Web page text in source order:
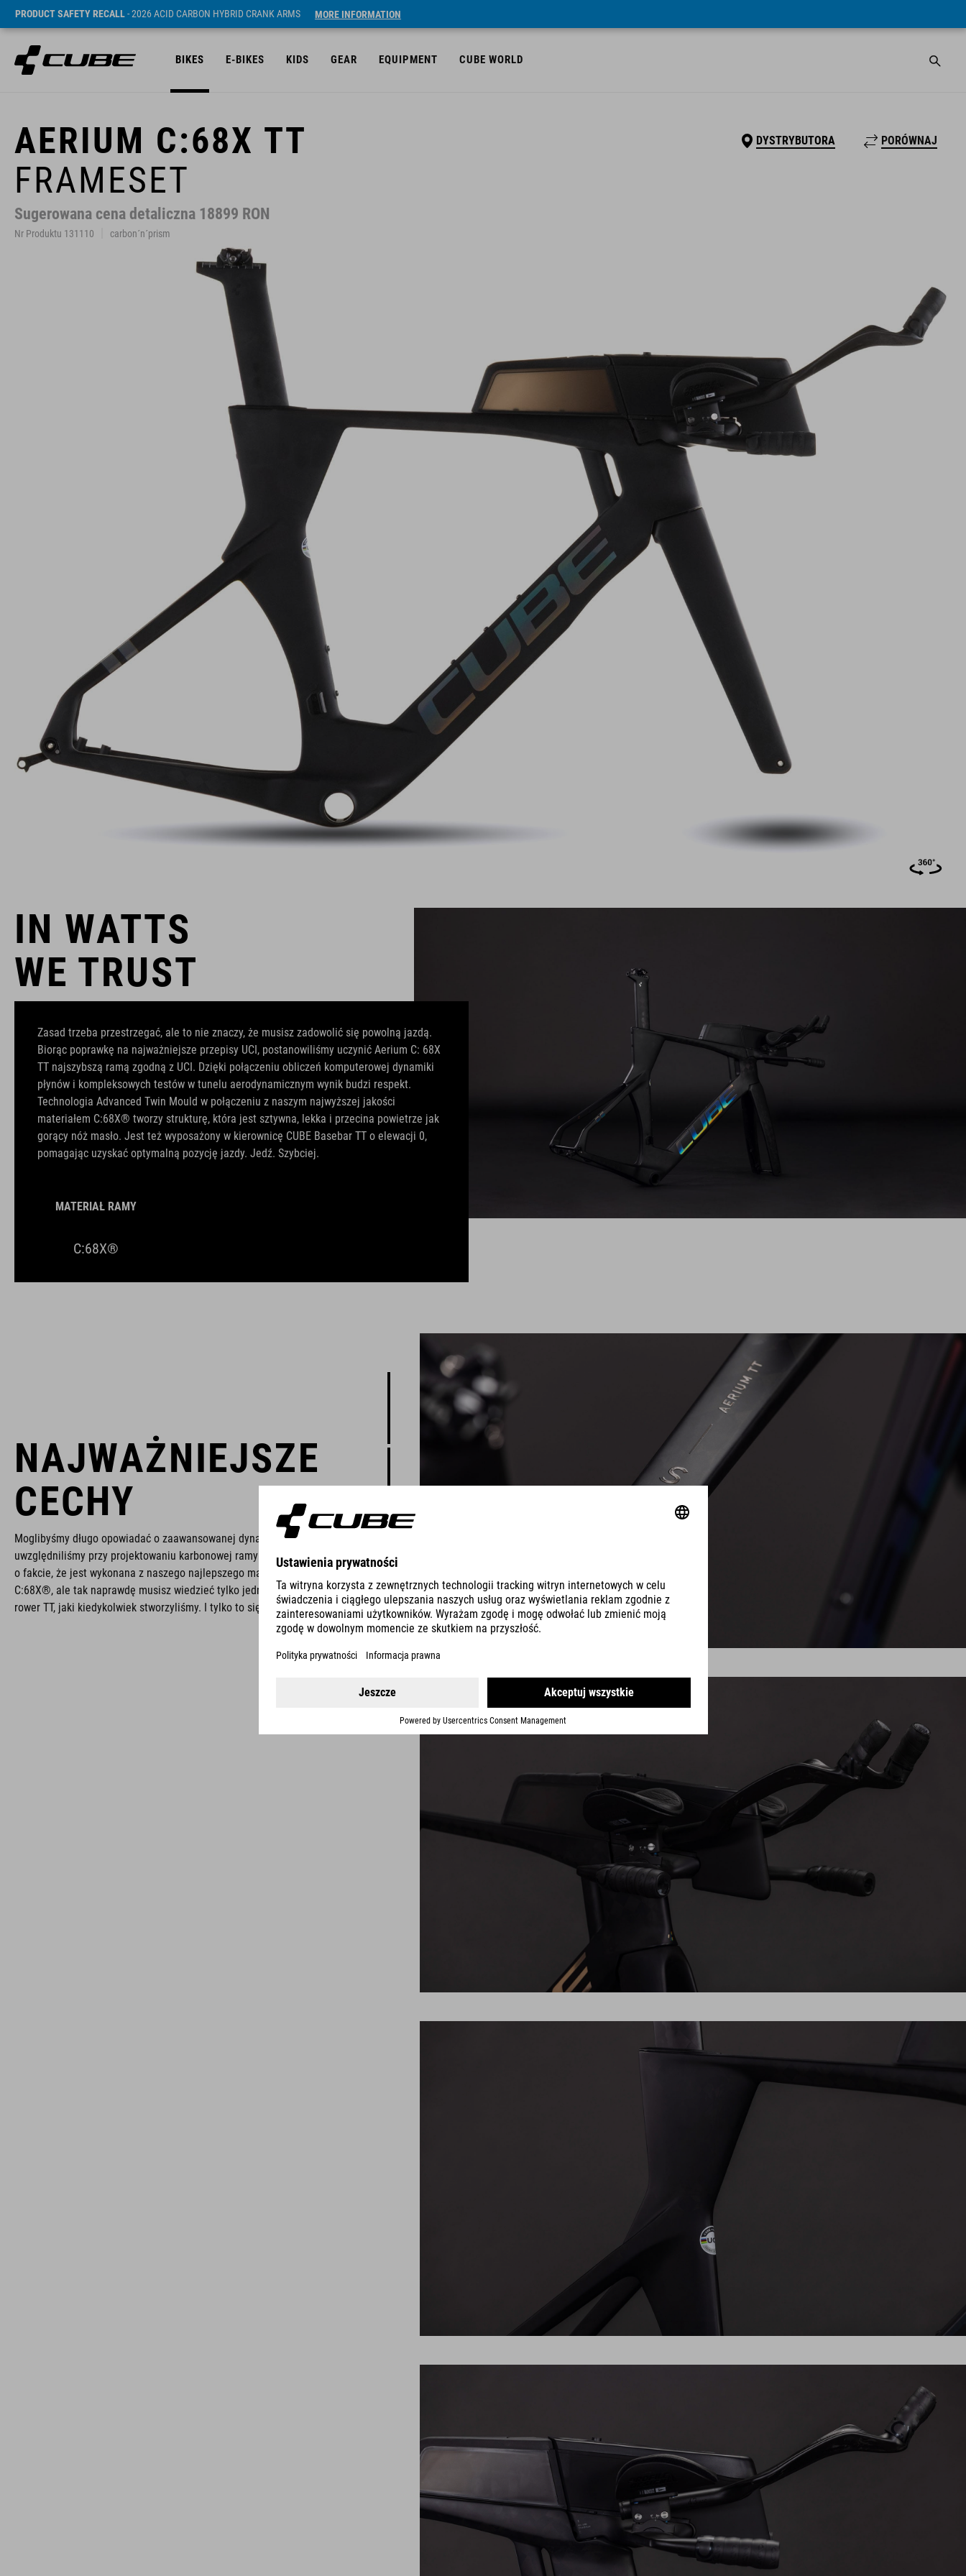
PRODUCT SAFETY RECALL- 2026 ACID CARBON HYBRID CRANK ARMS MORE INFORMATION
BIKES E-BIKES KIDS GEAR EQUIPMENT CUBE WORLD
AERIUM C:68X TT
FRAMESET
Sugerowana cena detaliczna 18899 RON
Nr Produktu 131110 carbon´n´prism
DYSTRYBUTORA PORÓWNAJ
IN WATTS
WE TRUST
Zasad trzeba przestrzegać, ale to nie znaczy, że musisz zadowolić się powolną jazdą.
Biorąc poprawkę na najważniejsze przepisy UCI, postanowiliśmy uczynić Aerium C: 68X
TT najszybszą ramą zgodną z UCI. Dzięki połączeniu obliczeń komputerowej dynamiki
płynów i kompleksowych testów w tunelu aerodynamicznym wynik budzi respekt.
Technologia Advanced Twin Mould w połączeniu z naszym najwyższej jakości
materiałem C:68X® tworzy strukturę, która jest sztywna, lekka i przecina powietrze jak
gorący nóż masło. Jest też wyposażony w kierownicę CUBE Basebar TT o elewacji 0,
pomagając uzyskać optymalną pozycję jazdy. Jedź. Szybciej.
MATERIAŁ RAMY
C:68X®
NAJWAŻNIEJSZE
CECHY
Moglibyśmy długo opowiadać o zaawansowanej dynamice płynów, którą
uwzględniliśmy przy projektowaniu karbonowej ramy Aerium TT's C:68 oraz
o fakcie, że jest wykonana z naszego najlepszego materiału karbonowego
C:68X®, ale tak naprawdę musisz wiedzieć tylko jedno: jest to najszybszy
rower TT, jaki kiedykolwiek stworzyliśmy. I tylko to się liczy.